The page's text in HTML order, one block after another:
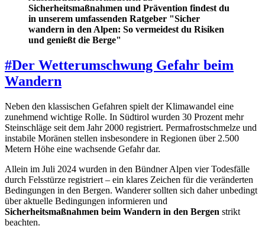
Sicherheitsmaßnahmen und Prävention findest du
in unserem umfassenden Ratgeber "Sicher
wandern in den Alpen: So vermeidest du Risiken
und genießt die Berge"
#Der Wetterumschwung Gefahr beim
Wandern
Neben den klassischen Gefahren spielt der Klimawandel eine
zunehmend wichtige Rolle. In Südtirol wurden 30 Prozent mehr
Steinschläge seit dem Jahr 2000 registriert. Permafrostschmelze und
instabile Moränen stellen insbesondere in Regionen über 2.500
Metern Höhe eine wachsende Gefahr dar.
Allein im Juli 2024 wurden in den Bündner Alpen vier Todesfälle
durch Felsstürze registriert – ein klares Zeichen für die veränderten
Bedingungen in den Bergen. Wanderer sollten sich daher unbedingt
über aktuelle Bedingungen informieren und
Sicherheitsmaßnahmen beim Wandern in den Bergen strikt
beachten.